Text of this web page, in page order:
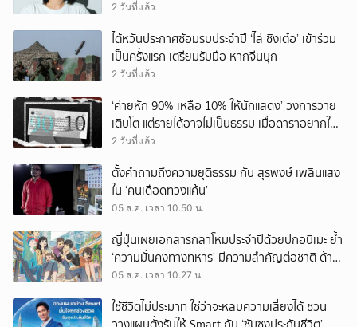
2 วันที่แล้ว
ไต้หวันประกาศซ้อมรบประจำปี ‘ไล่ ชิงเต๋อ’ เข้าร่วม
เป็นครั้งแรก เตรียมรับมือ หากจีนบุก
2 วันที่แล้ว
‘ค่ายหัก 90% เหลือ 10% ให้นักแสดง’ วงการวาย
เติบโต แต่รายได้อาจไม่เป็นธรรม เมื่อดาราอยากให้มี
‘สัญญามาตรฐาน’
2 วันที่แล้ว
ตั้งคำถามถึงความยุติธรรม กับ สุรพงษ์ เพลินแสง
ใน ‘คนเดือดทวงแค้น’
05 ส.ค. เวลา 10.50 น.
ญี่ปุ่นเผยเอกสารกลาโหมประจำปีด้วยปกอนิเมะ ย้ำ
‘ความมั่นคงทางทหาร’ มีความสำคัญต่อชาติ ด้าน
จีนเตือน ขออย่าซ้ำรอยประวัติศาสตร์
05 ส.ค. เวลา 10.27 น.
ใช้ชีวิตไม่ประมาท ใช่ว่าจะหลบความเสี่ยงได้ ชวน